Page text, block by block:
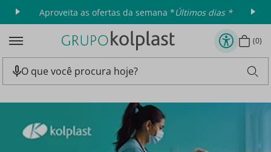
Aproveita as ofertas da semana *Últimos dias *
0